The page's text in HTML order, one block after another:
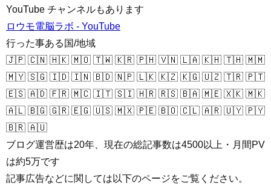
YouTube チャンネルもあります
ロウモ電脳ラボ - YouTube
行った事ある国/地域
🇯🇵 🇨🇳 🇭🇰 🇲🇴 🇹🇼 🇰🇷 🇵🇭 🇻🇳 🇱🇦 🇰🇭 🇹🇭 🇲🇲
🇲🇾 🇸🇬 🇮🇩 🇮🇳 🇧🇩 🇳🇵 🇱🇰 🇰🇿 🇰🇬 🇺🇿 🇹🇷 🇵🇹
🇪🇸 🇦🇩 🇫🇷 🇲🇨 🇮🇹 🇸🇮 🇭🇷 🇷🇸 🇧🇦 🇲🇪 🇽🇰 🇲🇰
🇦🇱 🇧🇬 🇬🇷 🇪🇬 🇺🇸 🇲🇽 🇵🇪 🇧🇴 🇨🇱 🇦🇷 🇺🇾 🇵🇾
🇧🇷 🇦🇺
ブログ運営歴は20年、現在の総記事数は4500以上・月間PV
は約5万です
記事広告などに関しては以下のページをご覧ください。